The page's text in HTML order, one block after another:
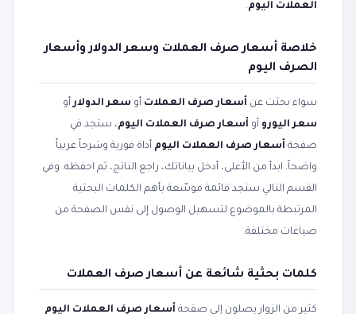
العملات اليوم.
خلاصة أسعار صرف العملات وسعر الدولار وأسعار
الصرف اليوم
سواء بحثت عن أسعار صرف العملات أو سعر الدولارأو
سعر اليورو أو أسعار صرف العملات اليوم، ستجد في
صفحة أسعار صرف العملات اليوم أداة فورية وشرحاً عربياً
واضحاً. ابدأ من الأعلى، أدخل بياناتك، راجع الناتج، ثم احفظه. وفي
القسم التالي ستجد قائمة موسّعة بأهم الكلمات البحثية
المرتبطة بالموضوع لتسهيل الوصول إلى نفس الصفحة من
صياغات مختلفة.
كلمات بحثية شائعة عن أسعار صرف العملات
كثير من الزوار يصلون إلى صفحة أسعار صرف العملات اليوم